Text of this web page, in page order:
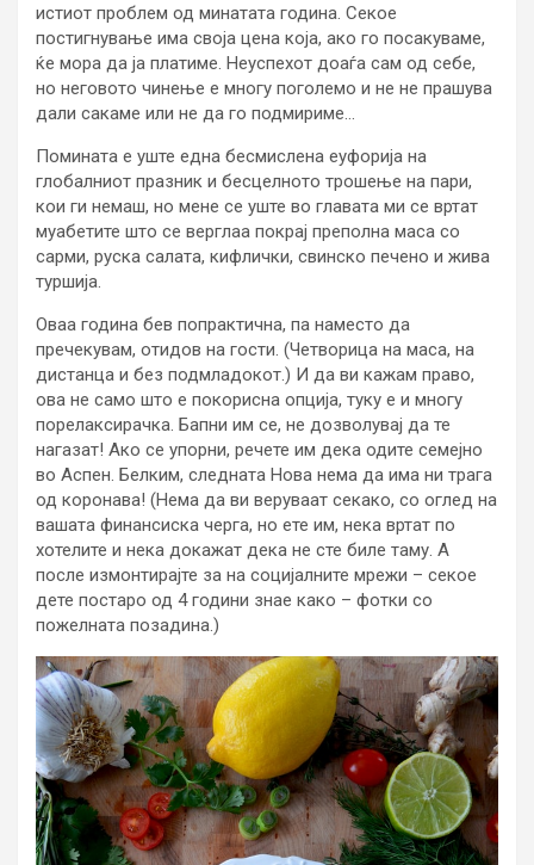
истиот проблем од минатата година. Секое
постигнување има своја цена која, ако го посакуваме,
ќе мора да ја платиме. Неуспехот доаѓа сам од себе,
но неговото чинење е многу поголемо и не не прашува
дали сакаме или не да го подмириме…
Помината е уште една бесмислена еуфорија на
глобалниот празник и бесцелното трошење на пари,
кои ги немаш, но мене се уште во главата ми се вртат
муабетите што се верглаа покрај преполна маса со
сарми, руска салата, кифлички, свинско печено и жива
туршија.
Оваа година бев попрактична, па наместо да
пречекувам, отидов на гости. (Четворица на маса, на
дистанца и без подмладокот.) И да ви кажам право,
ова не само што е покорисна опција, туку е и многу
порелаксирачка. Бапни им се, не дозволувај да те
нагазат! Ако се упорни, речете им дека одите семејно
во Аспен. Белким, следната Нова нема да има ни трага
од коронава! (Нема да ви веруваат секако, со оглед на
вашата финансиска черга, но ете им, нека вртат по
хотелите и нека докажат дека не сте биле таму. А
после измонтирајте за на социјалните мрежи – секое
дете постаро од 4 години знае како – фотки со
пожелната позадина.)